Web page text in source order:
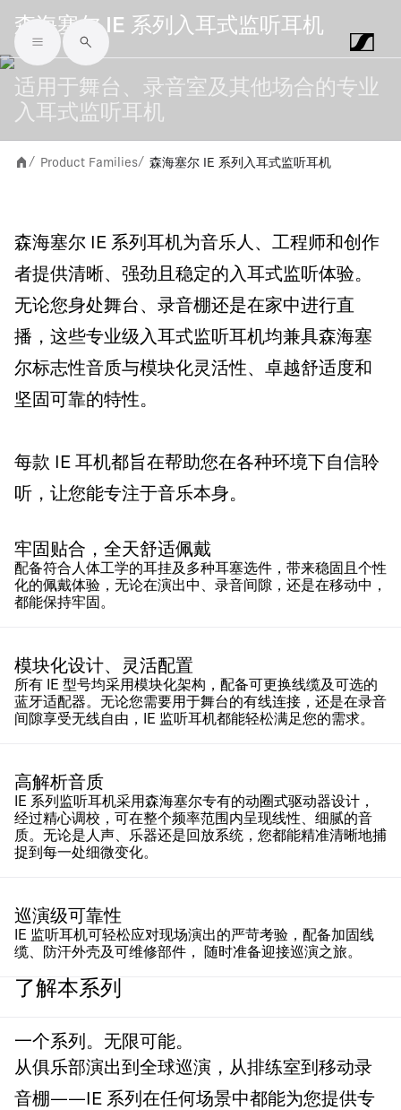
Skip to main content
森海塞尔 IE 系列入耳式监听耳机
适用于舞台、录音室及其他场合的专业
入耳式监听耳机
/ Product Families/ 森海塞尔 IE 系列入耳式监听耳机
森海塞尔 IE 系列耳机为音乐人、工程师和创作
者提供清晰、强劲且稳定的入耳式监听体验。
无论您身处舞台、录音棚还是在家中进行直
播，这些专业级入耳式监听耳机均兼具森海塞
尔标志性音质与模块化灵活性、卓越舒适度和
坚固可靠的特性。
每款 IE 耳机都旨在帮助您在各种环境下自信聆
听，让您能专注于音乐本身。
牢固贴合，全天舒适佩戴
配备符合人体工学的耳挂及多种耳塞选件，带来稳固且个性
化的佩戴体验，无论在演出中、录音间隙，还是在移动中，
都能保持牢固。
模块化设计、灵活配置
所有 IE 型号均采用模块化架构，配备可更换线缆及可选的
蓝牙适配器。无论您需要用于舞台的有线连接，还是在录音
间隙享受无线自由，IE 监听耳机都能轻松满足您的需求。
高解析音质
IE 系列监听耳机采用森海塞尔专有的动圈式驱动器设计，
经过精心调校，可在整个频率范围内呈现线性、细腻的音
质。无论是人声、乐器还是回放系统，您都能精准清晰地捕
捉到每一处细微变化。
巡演级可靠性
IE 监听耳机可轻松应对现场演出的严苛考验，配备加固线
缆、防汗外壳及可维修部件， 随时准备迎接巡演之旅。
了解本系列
一个系列。无限可能。
从俱乐部演出到全球巡演，从排练室到移动录
音棚——IE 系列在任何场景中都能为您提供专